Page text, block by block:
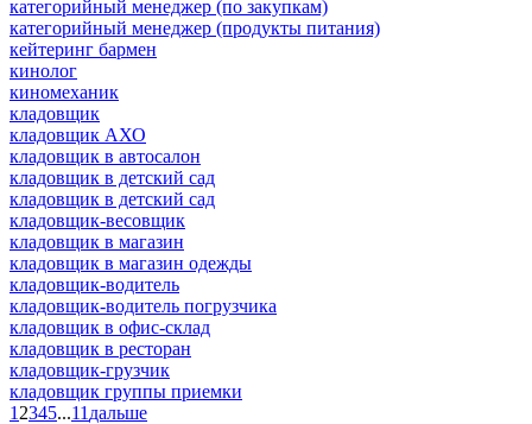
категорийный менеджер (по закупкам)
категорийный менеджер (продукты питания)
кейтеринг бармен
кинолог
киномеханик
кладовщик
кладовщик АХО
кладовщик в автосалон
кладовщик в детский сад
кладовщик в детский сад
кладовщик-весовщик
кладовщик в магазин
кладовщик в магазин одежды
кладовщик-водитель
кладовщик-водитель погрузчика
кладовщик в офис-склад
кладовщик в ресторан
кладовщик-грузчик
кладовщик группы приемки
1 2345...11 дальше